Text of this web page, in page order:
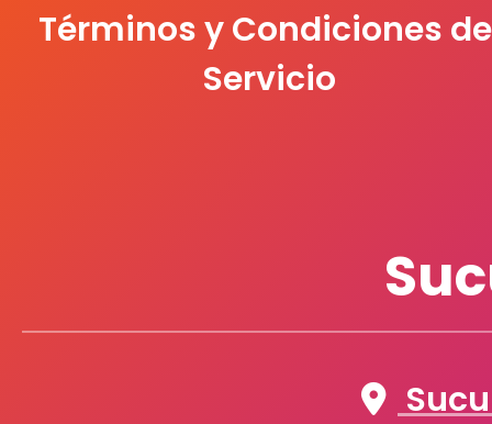
Términos y Condiciones
Servicio